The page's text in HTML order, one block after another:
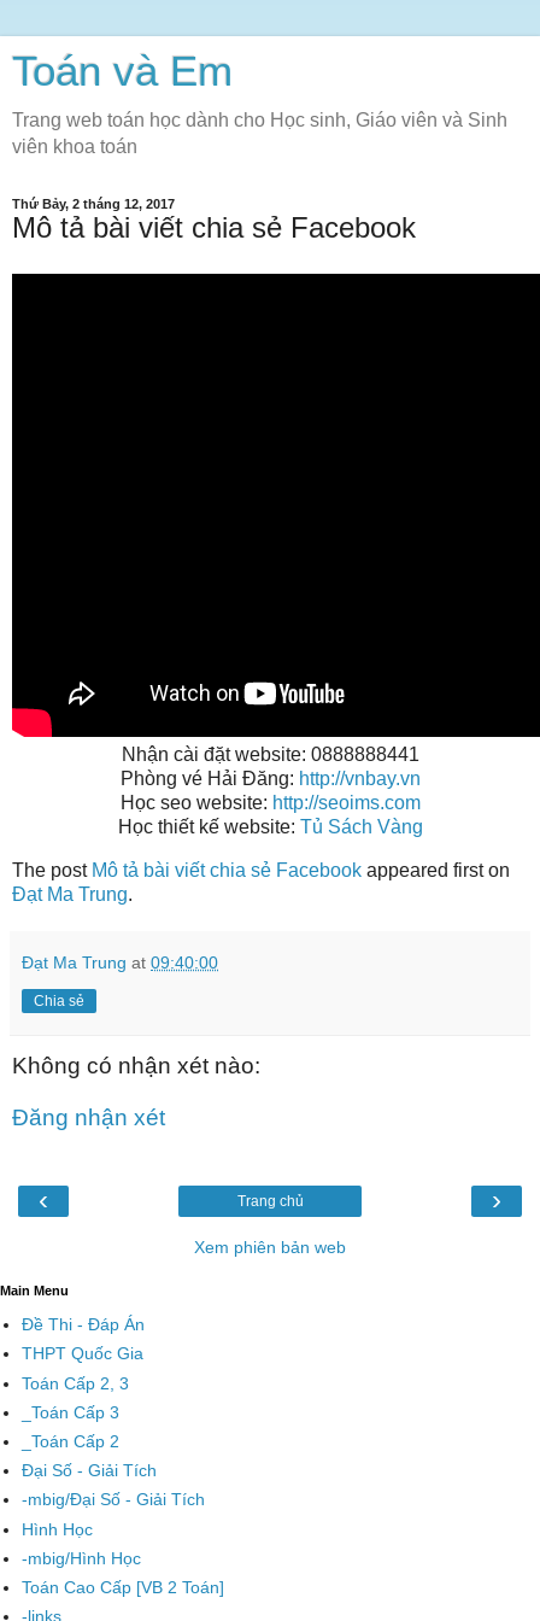
Toán và Em
Trang web toán học dành cho Học sinh, Giáo viên và Sinh
viên khoa toán
Thứ Bảy, 2 tháng 12, 2017
Mô tả bài viết chia sẻ Facebook
Nhận cài đặt website: 0888888441
Phòng vé Hải Đăng: http://vnbay.vn
Học seo website: http://seoims.com
Học thiết kế website: Tủ Sách Vàng
The post Mô tả bài viết chia sẻ Facebook appeared first on
Đạt Ma Trung.
Đạt Ma Trung at 09:40:00
Chia sẻ
Không có nhận xét nào:
Đăng nhận xét
‹ ›
Trang chủ
Xem phiên bản web
Main Menu
Đề Thi - Đáp Án
THPT Quốc Gia
Toán Cấp 2, 3
_Toán Cấp 3
_Toán Cấp 2
Đại Số - Giải Tích
-mbig/Đại Số - Giải Tích
Hình Học
-mbig/Hình Học
Toán Cao Cấp [VB 2 Toán]
-links